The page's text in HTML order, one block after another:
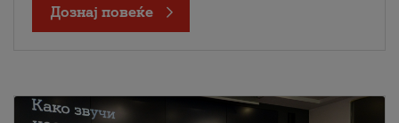
Дознај повеќе